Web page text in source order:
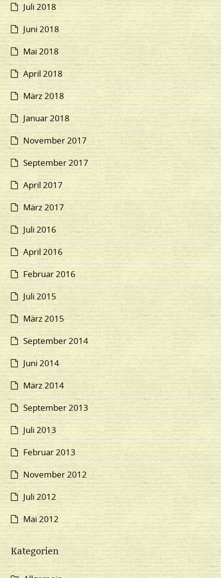
Juli 2018
Juni 2018
Mai 2018
April 2018
März 2018
Januar 2018
November 2017
September 2017
April 2017
März 2017
Juli 2016
April 2016
Februar 2016
Juli 2015
März 2015
September 2014
Juni 2014
März 2014
September 2013
Juli 2013
Februar 2013
November 2012
Juli 2012
Mai 2012
Kategorien